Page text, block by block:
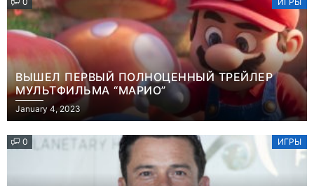
ВЫШЕЛ ПЕРВЫЙ ПОЛНОЦЕННЫЙ ТРЕЙЛЕР
МУЛЬТФИЛЬМА “МАРИО”
January 4, 2023
0 ИГРЫ